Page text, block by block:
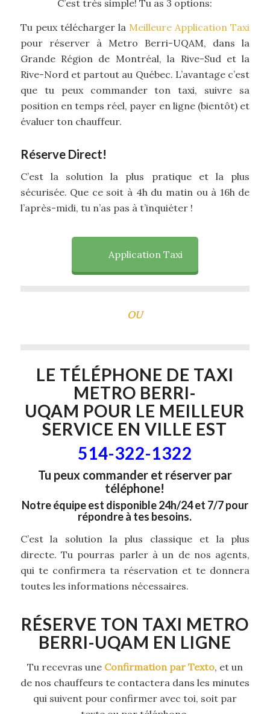
C’est très simple! Tu as 3 options:
Tu peux télécharger la Meilleure Application Taxi
pour réserver à Metro Berri-UQAM, dans la
Grande Région de Montréal, la Rive-Sud et la
Rive-Nord et partout au Québec. L’avantage c’est
que tu peux commander ton taxi, suivre sa
position en temps réel, payer en ligne (bientôt) et
évaluer ton chauffeur.
Réserve Direct!
C’est la solution la plus pratique et la plus
sécurisée. Que ce soit à 4h du matin ou à 16h de
l’après-midi, tu n’as pas à t’inquiéter !
Application Taxi
OU
LE TÉLÉPHONE DE TAXI
METRO BERRI-
UQAM POUR LE MEILLEUR
SERVICE EN VILLE EST
514-322-1322
Tu peux commander et réserver par
téléphone!
Notre équipe est disponible 24h/24 et 7/7 pour
répondre à tes besoins.
C’est la solution la plus classique et la plus
directe. Tu pourras parler à un de nos agents,
qui te confirmera ta réservation et te donnera
toutes les informations nécessaires.
RÉSERVE TON TAXI METRO
BERRI-UQAM EN LIGNE
Tu recevras une Confirmation par Texto, et un
de nos chauffeurs te contactera dans les minutes
qui suivent pour confirmer avec toi, soit par